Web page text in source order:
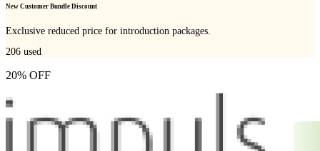
New Customer Bundle Discount
Exclusive reduced price for introduction packages.
206 used
20% OFF